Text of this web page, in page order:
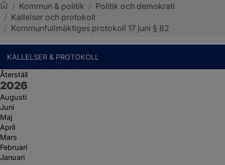
Sotenäs kommun
/ Kommun & politik / Politik och demokrati
/ Kallelser och protokoll
/ Kommunfullmäktiges protokoll 17 juni § 82
KALLELSER & PROTOKOLL
Återställ
År:
2026
Augusti
Juni
Maj
April
Mars
Februari
Januari